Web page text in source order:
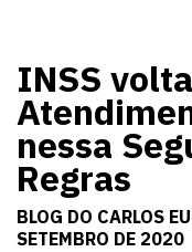
INSS
nessa
Regras
BLOG DO CARLOS
SETEMBRO DE 2020